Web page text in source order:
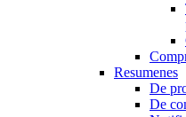
Resumenes
De
De